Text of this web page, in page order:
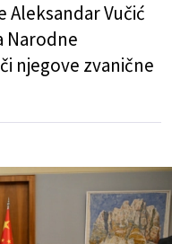
Aleksandar Vučić
Narodne
njegove zvanične